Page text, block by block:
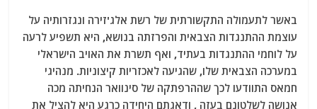
באשר לתעמולה התקשורתית של רשת אלג'זירה ונגזרותיה על
עוצמת ההתנגדות הצבאית והפרזתה בנושא, היא תשפיע לרעה
על לוחמי ההתנגדות בעתיד, ואף תשרת את האויב הישראלי
במערכה הצבאית שלו, שהגיעה לאכזריות קיצוניות. מנהיגי
חמאס התוודעו לכך שההרפתקה של סינוואר הנחיתה מכה
אנושה לשלטונם בעזה , ודאגתם היחידה כרגע היא להציל את